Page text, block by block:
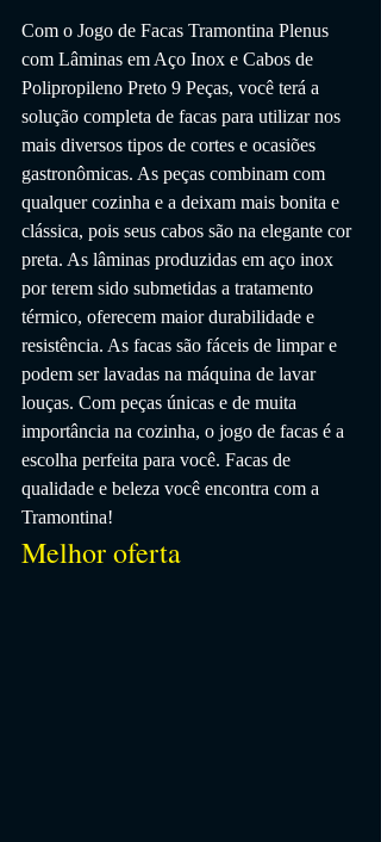
Com o Jogo de Facas Tramontina Plenus
com Lâminas em Aço Inox e Cabos de
Polipropileno Preto 9 Peças, você terá a
solução completa de facas para utilizar nos
mais diversos tipos de cortes e ocasiões
gastronômicas. As peças combinam com
qualquer cozinha e a deixam mais bonita e
clássica, pois seus cabos são na elegante cor
preta. As lâminas produzidas em aço inox
por terem sido submetidas a tratamento
térmico, oferecem maior durabilidade e
resistência. As facas são fáceis de limpar e
podem ser lavadas na máquina de lavar
louças. Com peças únicas e de muita
importância na cozinha, o jogo de facas é a
escolha perfeita para você. Facas de
qualidade e beleza você encontra com a
Tramontina!
Melhor oferta